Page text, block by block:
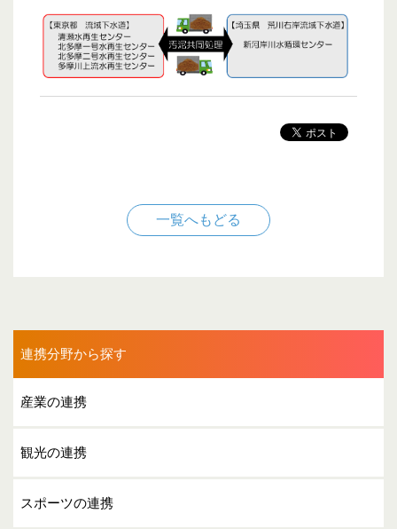
一覧へもどる
連携分野から探す
産業の連携
観光の連携
スポーツの連携